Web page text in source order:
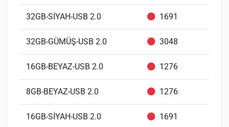
32GB-SİYAH-USB 2.0 1691
32GB-GÜMÜŞ-USB 2.0 3048
16GB-BEYAZ-USB 2.0 1276
8GB-BEYAZ-USB 2.0 1276
16GB-SİYAH-USB 2.0 1691